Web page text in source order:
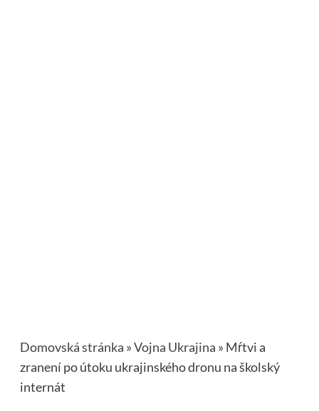
Domovská stránka »Vojna Ukrajina » Mŕtvi a
zranení po útoku ukrajinského dronu na školský
internát